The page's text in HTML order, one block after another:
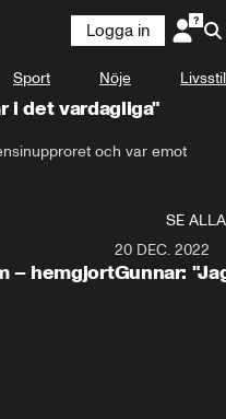
Logga in
Sport Nöje Livsstil
i det vardagliga"
och var emot
kör han elbil.
SE ALLA
– hemgjort
20 DEC. 2022
Gunnar: